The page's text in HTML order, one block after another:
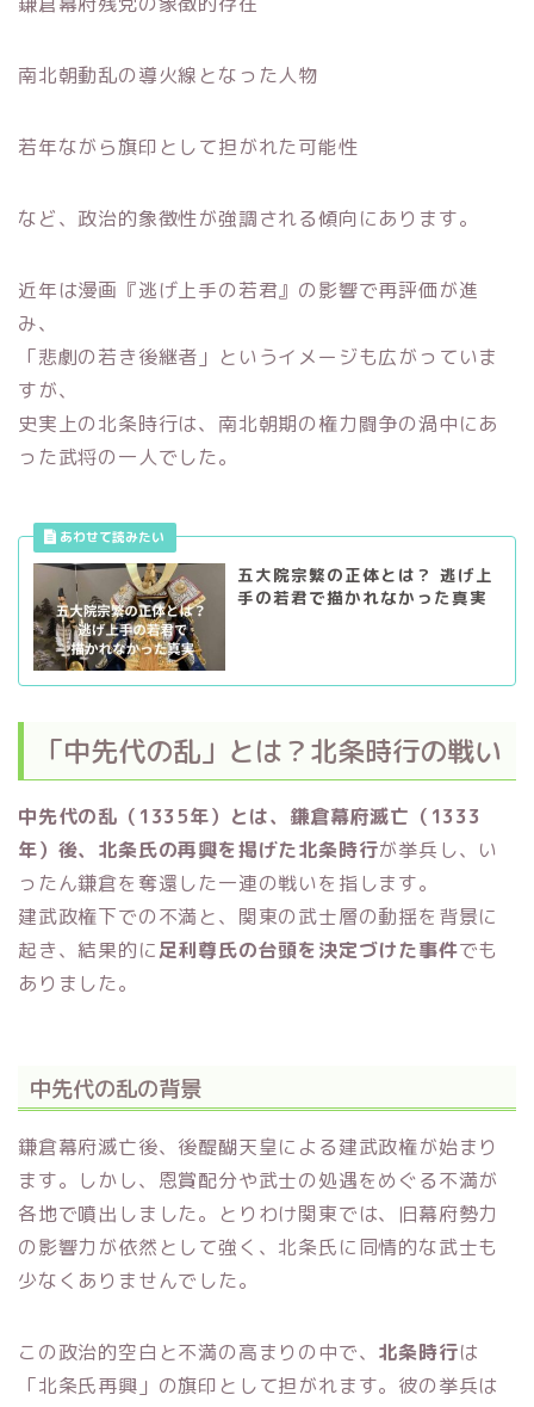
南北朝動乱の導火線となった人物
若年ながら旗印として担がれた可能性
など、政治的象徴性が強調される傾向にあります。
近年は漫画『逃げ上手の若君』の影響で再評価が進
み、
「悲劇の若き後継者」というイメージも広がっていま
すが、
史実上の北条時行は、南北朝期の権力闘争の渦中にあ
った武将の一人でした。
五大院宗繁の正体とは？ 逃げ上
手の若君で描かれなかった真実
「中先代の乱」とは？北条時行の戦い
中先代の乱（1335年）とは、鎌倉幕府滅亡（1333
年）後、北条氏の再興を掲げた北条時行が挙兵し、い
ったん鎌倉を奪還した一連の戦いを指します。
建武政権下での不満と、関東の武士層の動揺を背景に
起き、結果的に足利尊氏の台頭を決定づけた事件でも
ありました。
中先代の乱の背景
鎌倉幕府滅亡後、後醍醐天皇による建武政権が始まり
ます。しかし、恩賞配分や武士の処遇をめぐる不満が
各地で噴出しました。とりわけ関東では、旧幕府勢力
の影響力が依然として強く、北条氏に同情的な武士も
少なくありませんでした。
この政治的空白と不満の高まりの中で、 北条時行は
「北条氏再興」の旗印として担がれます。彼の挙兵は